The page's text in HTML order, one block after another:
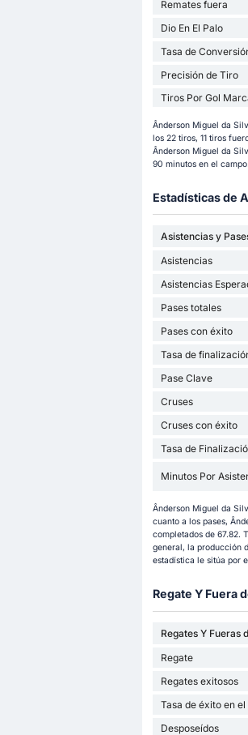
Remates fuera
Dio En El Palo
Tasa de
Precisión de Tiro
Tiros Por Gol
Ânderson Miguel da
los 22 tiros, 11 tiros
Ânderson Miguel da
90 minutos en el campo.
Estadísticas de
Asistencias y
Asistencias
Asistencias
Pases totales
Pases con éxito
Tasa de
Pase Clave
Cruses
Cruses con éxito
Tasa de
Minutos Por
Ânderson Miguel da
cuanto a los pases,
completados de 67.82.
general, la producción
estadística le sitúa por
Regate Y Fuera
Regates Y Fueras
Regate
Regates exitosos
Tasa de éxito en el
Desposeídos